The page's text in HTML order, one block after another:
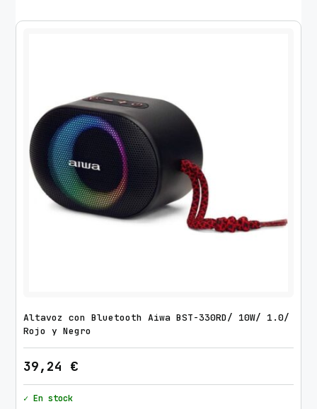
Altavoz con Bluetooth Aiwa BST-330RD/ 10W/ 1.0/
Rojo y Negro
39,24 €
✓ En stock